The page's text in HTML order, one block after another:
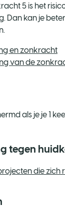
5 is het
Dan kan je
en zonkracht
van de
als je je 1
tegen
die